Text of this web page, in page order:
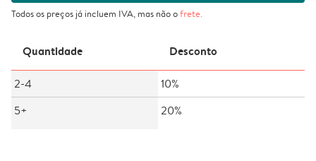
Todos os preços já incluem IVA, mas não ofrete.
Quantidade Desconto
2-4
10%
5+
20%